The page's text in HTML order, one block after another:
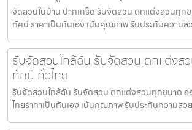
จัดสวนในบ้าน ปากเกร็ด รับจัดสวน ตกแต่งสวนทุก
ทัศน์ ราคาเป็นกันเอง เน้นคุณภาพ รับประกันความ
รับจัดสวนใกล้ฉัน รับจัดสวน ตกแต่งส
ทัศน์ ทั่วไทย
รับจัดสวนใกล้ฉัน รับจัดสวน ตกแต่งสวนทุกขนาด
ไทยราคาเป็นกันเอง เน้นคุณภาพ รับประกันความสว